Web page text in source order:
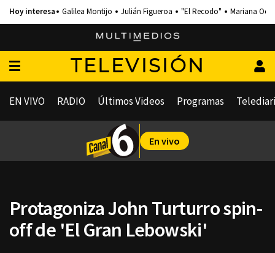
Galilea Montijo Julián Figueroa "El Recodo" Mariana
TELEVISIÓN
EN VIVO RADIO Últimos Videos Programas
En vivo
Protagoniza John Turturro spin-
off de 'El Gran Lebowski'